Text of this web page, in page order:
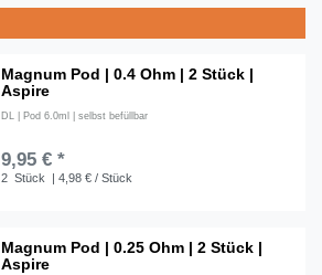
Magnum Pod | 0.4 Ohm | 2 Stück |
Aspire
DL | Pod 6.0ml | selbst befüllbar
9,95 € *
2 Stück | 4,98 € / Stück
Magnum Pod | 0.25 Ohm | 2 Stück |
Aspire